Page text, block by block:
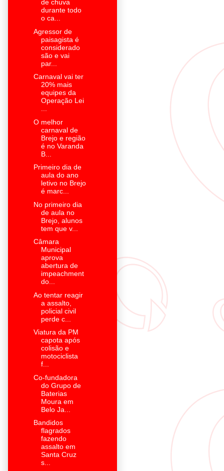
de chuva
durante todo
o ca...
Agressor de
paisagista é
considerado
são e vai
par...
Carnaval vai ter
20% mais
equipes da
Operação Lei
...
O melhor
carnaval de
Brejo e região
é no Varanda
B...
Primeiro dia de
aula do ano
letivo no Brejo
é marc...
No primeiro dia
de aula no
Brejo, alunos
tem que v...
Câmara
Municipal
aprova
abertura de
impeachment
do...
Ao tentar reagir
a assalto,
policial civil
perde c...
Viatura da PM
capota após
colisão e
motociclista
f...
Co-fundadora
do Grupo de
Baterias
Moura em
Belo Ja...
Bandidos
flagrados
fazendo
assalto em
Santa Cruz
s...